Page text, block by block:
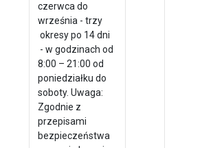
czerwca do
września - trzy
okresy po 14 dni
- w godzinach od
8:00 – 21:00 od
poniedziałku do
soboty. Uwaga:
Zgodnie z
przepisami
bezpieczeństwa